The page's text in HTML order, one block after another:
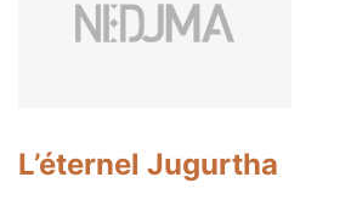
L’éternel Jugurtha